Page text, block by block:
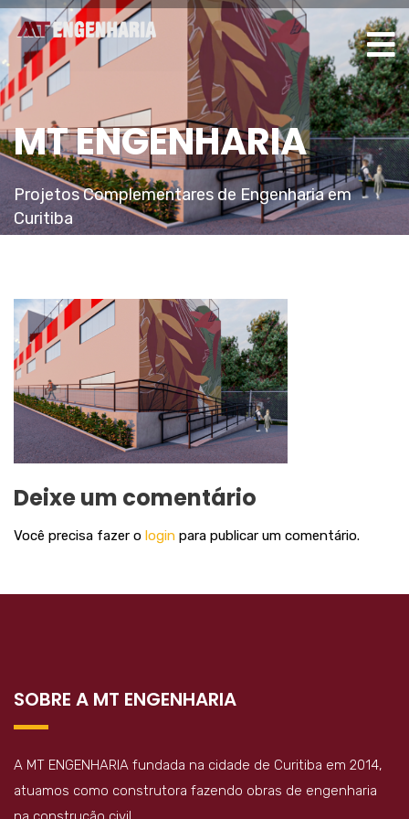
MT ENGENHARIA
Projetos Complementares de Engenharia em
Curitiba
Deixe um comentário
Você precisa fazer o login para publicar um comentário.
SOBRE A MT ENGENHARIA
A MT ENGENHARIA fundada na cidade de Curitiba em 2014,
atuamos como construtora fazendo obras de engenharia